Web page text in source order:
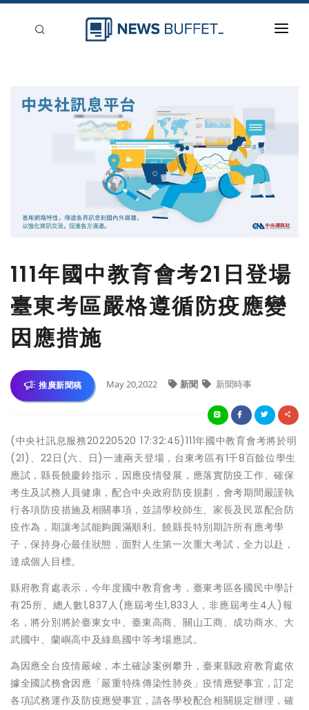
111年國中教育會考21日登場
臺東考區嚴格遵循防疫應變
因應措施
推廣新聞稿 May 20,2022 新聞 新聞時事
(中央社訊息服務20220520 17:32:45)111年國中教育會考將於明
(21)、22日(六、日)一連兩天登場，台東考區有1千8百餘位學生
應試，縣長饒慶鈴指示，因應疫情發展，應落實防疫工作、確保
考生及試務人員健康，配合中央政府防疫規劃，會考期間嚴謹執
行各項防疫措施及相關事項，並請學校師生、家長及民眾配合防
疫作為，期讓考試能夠圓滿順利。饒縣長特別期許所有應考學
子，保持身心最佳狀態，面對人生第一次重大考試，全力以赴，
達成個人目標。
縣府教育處表示，今年度國中教育會考，臺東考區各國民中學計
有25所、總人數1,837人(應屆考生1,833人，非應屆考生4人)報
名，將分別將於臺東女中、臺東高商、關山工商、成功商水、大
武國中、蘭嶼高中及綠島國中等考場應試。
為因應全台疫情嚴峻，本土確診案例攀升，臺東縣政府教育處依
據全國試務會因應「嚴重特殊傳染性肺炎」疫情應變事宜，訂定
各項試務運作及防疫應變事宜，請各學校配合相關規定辦理，確